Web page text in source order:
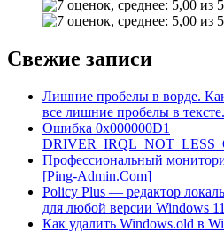
Свежие записи
Лишние пробелы в ворде.
все лишние пробелы в тексте.
Ошибка 0x000000D1
Профессиональный
[Ping-Admin.Com]
Policy Plus — редактор
для любой версии Windows
Как удалить Windows.old в